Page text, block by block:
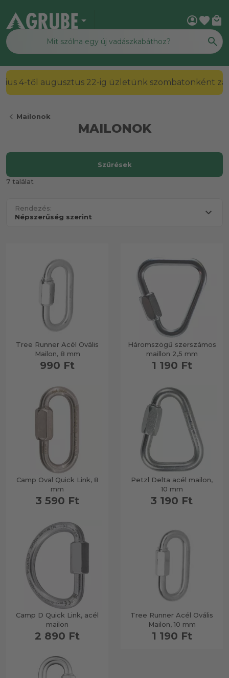
arrow_drop_down account_circlefavorite local_mall
2026. július 4-től augusztus 22-ig üzletünk
chevron_left Mailonok
MAILONOK
7 találat
Rendezés:
Tree Runner Acél Ovális
Mailon, 8 mm
990 Ft
Háromszögű szerszámos
maillon 2,5 mm
1 190 Ft
Camp Oval Quick Link, 8
mm
3 590 Ft
Petzl Delta acél mailon,
10 mm
3 190 Ft
Camp D Quick Link, acél
mailon
2 890 Ft
Tree Runner Acél Ovális
Mailon, 10 mm
1 190 Ft
Szűrések